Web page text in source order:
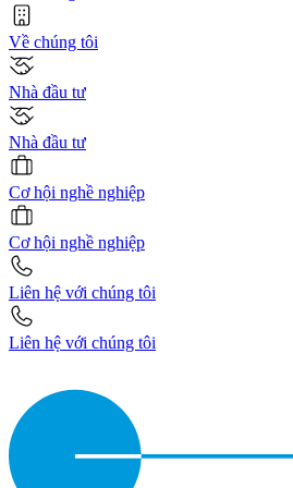
Về chúng tôi
Nhà đầu tư
Nhà đầu tư
Cơ hội nghề nghiệp
Cơ hội nghề nghiệp
Liên hệ với chúng tôi
Liên hệ với chúng tôi